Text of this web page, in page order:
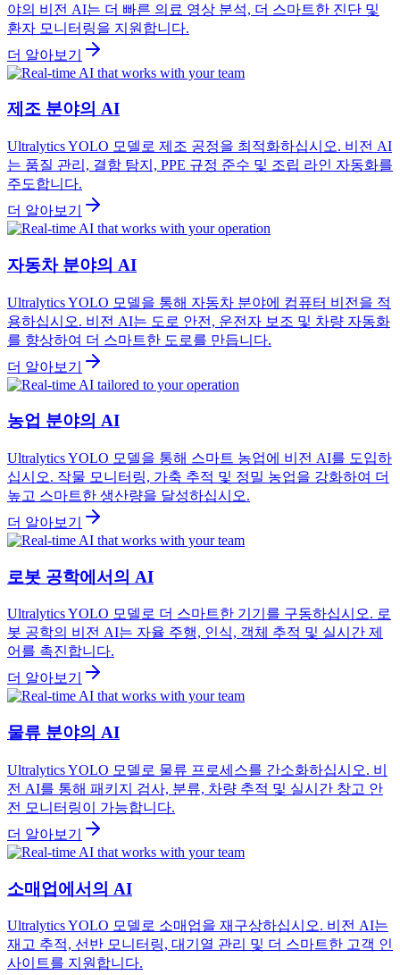
야의 비전 AI는 더 빠른 의료 영상 분석, 더 스마트한 진단 및
환자 모니터링을 지원합니다.
더 알아보기
제조 분야의 AI
Ultralytics YOLO 모델로 제조 공정을 최적화하십시오. 비전 AI
는 품질 관리, 결함 탐지, PPE 규정 준수 및 조립 라인 자동화를
주도합니다.
더 알아보기
자동차 분야의 AI
Ultralytics YOLO 모델을 통해 자동차 분야에 컴퓨터 비전을 적
용하십시오. 비전 AI는 도로 안전, 운전자 보조 및 차량 자동화
를 향상하여 더 스마트한 도로를 만듭니다.
더 알아보기
농업 분야의 AI
Ultralytics YOLO 모델을 통해 스마트 농업에 비전 AI를 도입하
십시오. 작물 모니터링, 가축 추적 및 정밀 농업을 강화하여 더
높고 스마트한 생산량을 달성하십시오.
더 알아보기
로봇 공학에서의 AI
Ultralytics YOLO 모델로 더 스마트한 기기를 구동하십시오. 로
봇 공학의 비전 AI는 자율 주행, 인식, 객체 추적 및 실시간 제
어를 촉진합니다.
더 알아보기
물류 분야의 AI
Ultralytics YOLO 모델로 물류 프로세스를 간소화하십시오. 비
전 AI를 통해 패키지 검사, 분류, 차량 추적 및 실시간 창고 안
전 모니터링이 가능합니다.
더 알아보기
소매업에서의 AI
Ultralytics YOLO 모델로 소매업을 재구상하십시오. 비전 AI는
재고 추적, 선반 모니터링, 대기열 관리 및 더 스마트한 고객 인
사이트를 지원합니다.